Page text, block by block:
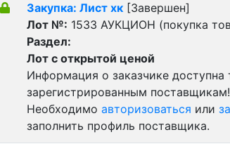
Закупка: Лист хк [Завершен]
Лот №: 1533 АУКЦИОН (покупка
Раздел:
Лот с открытой ценой
Информация о заказчике доступна
зарегистрированным поставщикам!
Необходимо авторизоваться или
заполнить профиль поставщика.